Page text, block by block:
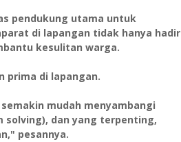
pendukung utama untuk
di lapangan tidak hanya hadir
kesulitan warga.
prima di lapangan.
mudah menyambangi
solving), dan yang terpenting,
pesannya.